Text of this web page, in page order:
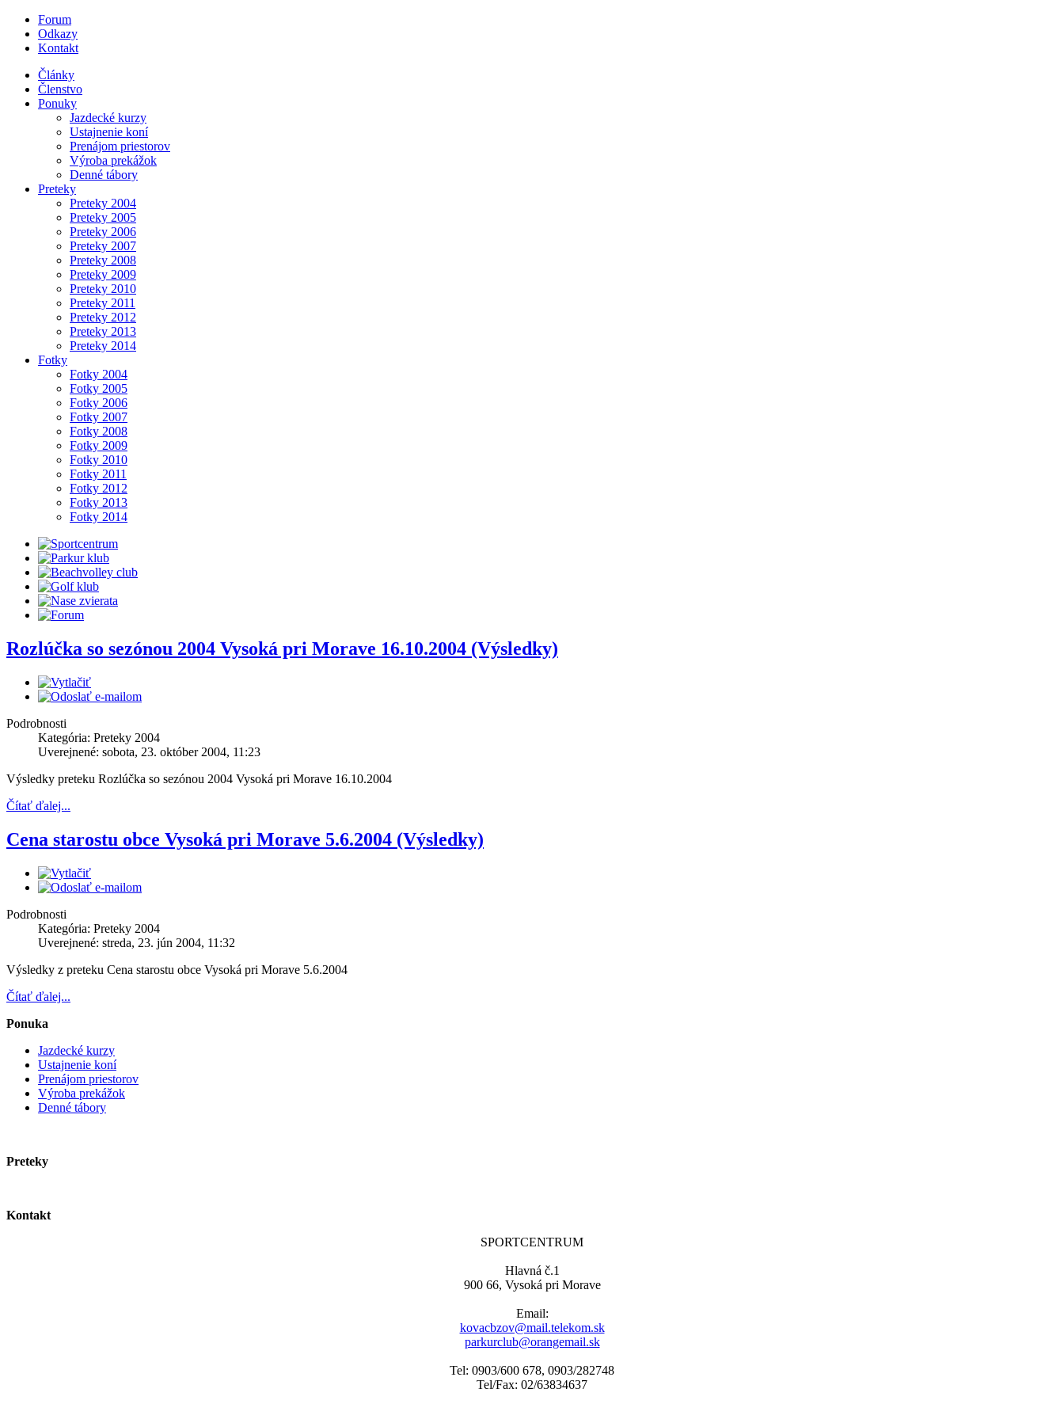
Forum
Odkazy
Kontakt
Články
Členstvo
Ponuky
Jazdecké kurzy
Ustajnenie koní
Prenájom priestorov
Výroba prekážok
Denné tábory
Preteky
Preteky 2004
Preteky 2005
Preteky 2006
Preteky 2007
Preteky 2008
Preteky 2009
Preteky 2010
Preteky 2011
Preteky 2012
Preteky 2013
Preteky 2014
Fotky
Fotky 2004
Fotky 2005
Fotky 2006
Fotky 2007
Fotky 2008
Fotky 2009
Fotky 2010
Fotky 2011
Fotky 2012
Fotky 2013
Fotky 2014
Rozlúčka so sezónou 2004 Vysoká pri Morave 16.10.2004 (Výsledky)
Podrobnosti
Kategória: Preteky 2004
Uverejnené: sobota, 23. október 2004, 11:23
Výsledky preteku Rozlúčka so sezónou 2004 Vysoká pri Morave 16.10.2004
Čítať ďalej...
Cena starostu obce Vysoká pri Morave 5.6.2004 (Výsledky)
Podrobnosti
Kategória: Preteky 2004
Uverejnené: streda, 23. jún 2004, 11:32
Výsledky z preteku Cena starostu obce Vysoká pri Morave 5.6.2004
Čítať ďalej...
Ponuka
Jazdecké kurzy
Ustajnenie koní
Prenájom priestorov
Výroba prekážok
Denné tábory
Preteky
Kontakt
SPORTCENTRUM
Hlavná č.1
900 66, Vysoká pri Morave
Email:
kovacbzov@mail.telekom.sk
parkurclub@orangemail.sk
Tel: 0903/600 678, 0903/282748
Tel/Fax: 02/63834637